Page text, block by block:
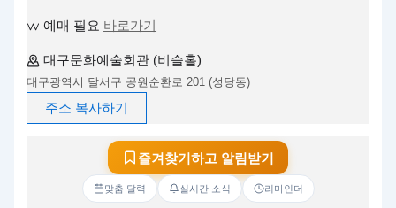
예매 필요 바로가기
대구문화예술회관 (비슬홀)
대구광역시 달서구 공원순환로 201 (성당동)
주소 복사하기
즐겨찾기하고 알림받기
맞춤 달력 실시간 소식 리마인더